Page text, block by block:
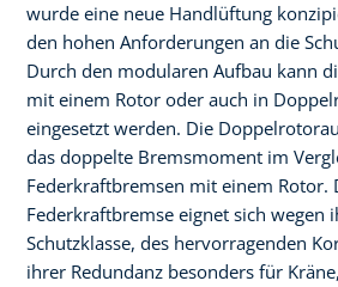
wurde eine neue Handlüftung
den hohen Anforderungen an die
Durch den modularen Aufbau kann
mit einem Rotor oder auch in
eingesetzt werden. Die
das doppelte Bremsmoment im
Federkraftbremsen mit einem Rotor.
Federkraftbremse eignet sich wegen
Schutzklasse, des hervorragenden
ihrer Redundanz besonders für